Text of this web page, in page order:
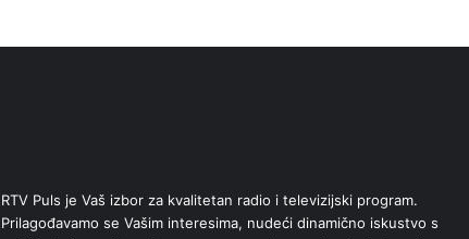
RTV Puls je Vaš izbor za kvalitetan radio i televizijski program.
Prilagođavamo se Vašim interesima, nudeći dinamično iskustvo s